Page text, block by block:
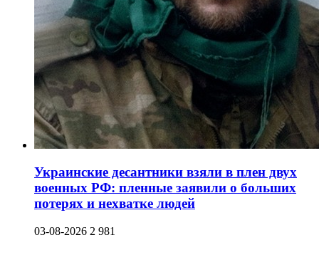
Украинские десантники взяли в плен двух
военных РФ: пленные заявили о больших
потерях и нехватке людей
03-08-2026 2 981